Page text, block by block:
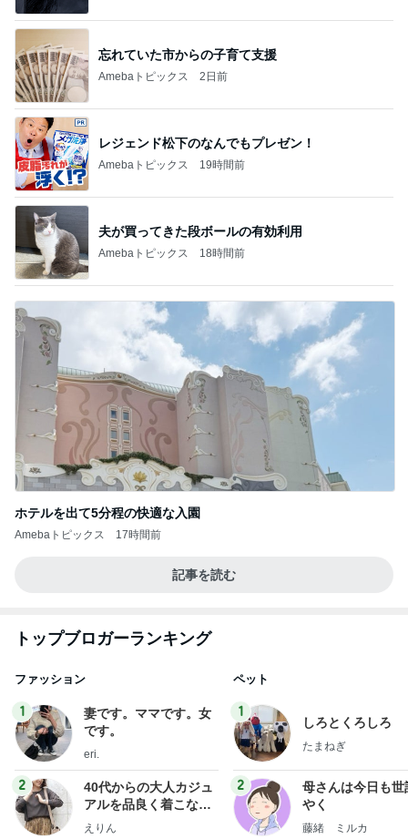
忘れていた市からの子育て支援
Amebaトピックス 2日前
レジェンド松下のなんでもプレゼン！
Amebaトピックス 19時間前
夫が買ってきた段ボールの有効利用
Amebaトピックス 18時間前
ホテルを出て5分程の快適な入園
Amebaトピックス 17時間前
記事を読む
トップブロガーランキング
ファッション
1
妻です。ママです。女
です。
eri.
2
40代からの大人カジュ
アルを品良く着こなす
ファッションブログ
えりん
ペット
1
しろとくろしろ
たまねぎ
2
母さんは今日も世
やく
藤緒 ミルカ